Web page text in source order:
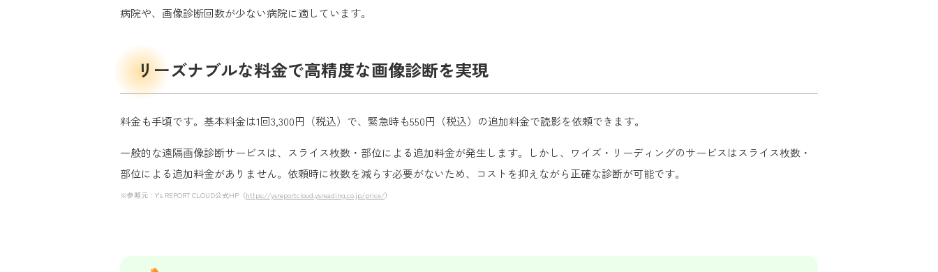
病院や、画像診断回数が少ない病院に適しています。
リーズナブルな料金で高精度な画像診断を実現
料金も手頃です。基本料金は1回3,300円（税込）で、緊急時も550円（税込）の追加料金で読影を依頼できます。
一般的な遠隔画像診断サービスは、スライス枚数・部位による追加料金が発生します。しかし、ワイズ・リーディングのサービスはスライス枚数・
部位による追加料金がありません。依頼時に枚数を減らす必要がないため、コストを抑えながら正確な診断が可能です。
※参照元：Y's REPORT CLOUD公式HP（https://ysreportcloud.ysreading.co.jp/price/）